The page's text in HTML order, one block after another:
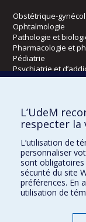
Obstétrique-
Ophtalmologie
Pathologie et
Pharmacologie et
Pédiatrie
Psychiatrie et
Radiologie, radio-
Écoles
Orthophonie et
Réadaptation
Directions
L’UdeM
respecter la
L’utilisation de
personnaliser
sont
sécurité du site
préférences. En
utilisation de